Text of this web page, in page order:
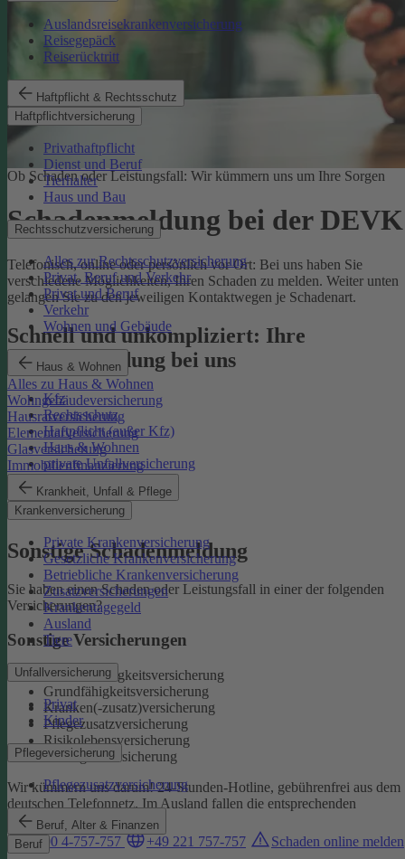
Auslandsreisekrankenversicherung
Reisegepäck
Reiserücktritt
Haftpflicht & Rechtsschutz
Haftpflichtversicherung
Privathaftpflicht
Dienst und Beruf
Tierhalter
Haus und Bau
Rechtsschutzversicherung
Alles zur Rechtsschutzversicherung
Privat, Beruf und Verkehr
Privat und Beruf
Verkehr
Wohnen und Gebäude
Haus & Wohnen
Alles zu Haus & Wohnen
Wohngebäudeversicherung
Hausratversicherung
Elementarversicherung
Glasversicherung
Immobilienfinanzierung
Krankheit, Unfall & Pflege
Krankenversicherung
Private Krankenversicherung
Gesetzliche Krankenversicherung
Betriebliche Krankenversicherung
Zusatzversicherungen
Krankentagegeld
Ausland
Tiere
Unfallversicherung
Privat
Kinder
Pflegeversicherung
Pflegezusatzversicherung
Beruf, Alter & Finanzen
Beruf
Ob Schaden oder Leistungsfall: Wir kümmern uns um Ihre Sorgen
Schadenmeldung bei der DEVK
Telefonisch, online oder persönlich vor Ort: Bei uns haben Sie
verschiedene Möglichkeiten, Ihren Schaden zu melden. Weiter unten
gelangen Sie zu den jeweiligen Kontaktwegen je Schadenart.
Schnell und unkompliziert: Ihre
Schadenmeldung bei uns
Kfz
Rechtsschutz
Haftpflicht (außer Kfz)
Haus & Wohnen
private Unfallversicherung
Auslandskrankenschutz
Reiserücktritt
Reisegepäck
Sonstige Schadenmeldung
Sie haben einen Schaden oder Leistungsfall in einer der folgenden
Versicherungen?
Sonstige Versicherungen
Berufsunfähigkeitsversicherung
Grundfähigkeitsversicherung
Kranken(-zusatz)versicherung
Pflegezusatzversicherung
Risikolebensversicherung
Sterbegeldversicherung
Wir kümmern uns darum!24-Stunden-Hotline, gebührenfrei aus dem
deutschen Telefonnetz. Im Ausland fallen die entsprechenden
Landesgebühren an:
0800 4-757-757
+49 221 757-757 Schaden online melden